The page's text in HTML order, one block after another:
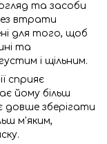
та засоби
втрати
для того, щоб
та
і щільним.
сприяє
йому більш
довше зберігати
м'яким,